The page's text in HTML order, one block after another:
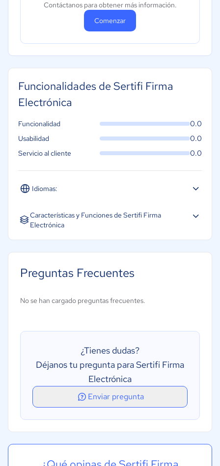
Contáctanos para obtener más información.
Comenzar
Funcionalidades de Sertifi Firma
Electrónica
Idiomas:
Inglés
Funcionalidad 0.0
Usabilidad 0.0
Servicio al cliente 0.0
Características y Funciones de Sertifi Firma
Electrónica
Preguntas Frecuentes
No se han cargado preguntas frecuentes.
¿Tienes dudas?
Déjanos tu pregunta para Sertifi Firma
Electrónica
Enviar pregunta